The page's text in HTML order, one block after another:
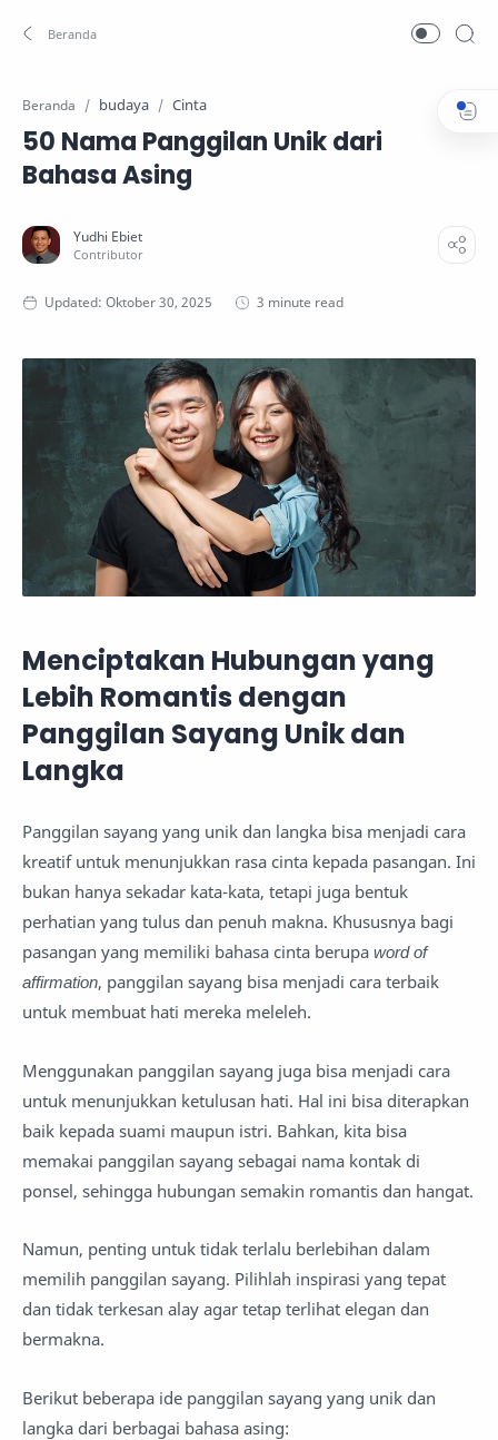
Beranda budaya Cinta
50 Nama Panggilan Unik dari
Bahasa Asing
3 minute read
Menciptakan Hubungan yang
Lebih Romantis dengan
Panggilan Sayang Unik dan
Langka
Panggilan sayang yang unik dan langka bisa menjadi cara
kreatif untuk menunjukkan rasa cinta kepada pasangan. Ini
bukan hanya sekadar kata-kata, tetapi juga bentuk
perhatian yang tulus dan penuh makna. Khususnya bagi
pasangan yang memiliki bahasa cinta berupa word of
affirmation, panggilan sayang bisa menjadi cara terbaik
untuk membuat hati mereka meleleh.
Menggunakan panggilan sayang juga bisa menjadi cara
untuk menunjukkan ketulusan hati. Hal ini bisa diterapkan
baik kepada suami maupun istri. Bahkan, kita bisa
memakai panggilan sayang sebagai nama kontak di
ponsel, sehingga hubungan semakin romantis dan hangat.
Namun, penting untuk tidak terlalu berlebihan dalam
memilih panggilan sayang. Pilihlah inspirasi yang tepat
dan tidak terkesan alay agar tetap terlihat elegan dan
bermakna.
Berikut beberapa ide panggilan sayang yang unik dan
langka dari berbagai bahasa asing: